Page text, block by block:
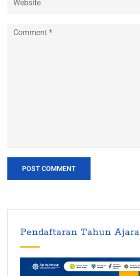
Pendaftaran Tahun